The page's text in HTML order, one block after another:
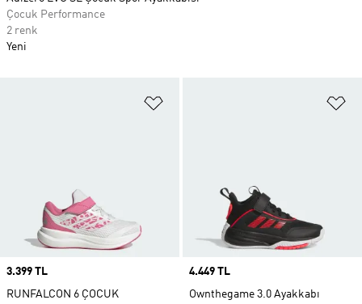
Price
3.399 TL
RUNFALCON 6 ÇOCUK
Price
4.449 TL
Ownthegame 3.0 Ayakkabı
Çocuk Performance
2 renk
Yeni